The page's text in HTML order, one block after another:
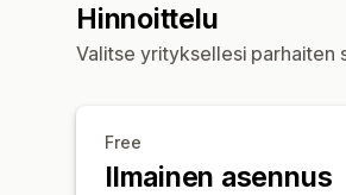
Hinnoittelu
Valitse yrityksellesi parhaiten
Free
Ilmainen asennus